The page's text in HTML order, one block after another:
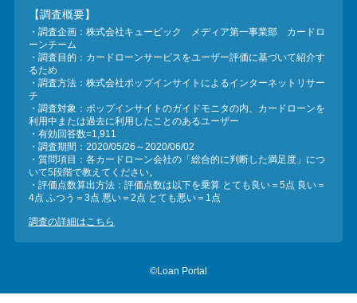
【調査概要】
・調査企画：株式会社キュービック メディア第一事業部 カードロ
ーンチーム
・調査目的：カードローンサービスをユーザー評価に基づいて紹介す
るため
・調査方法：株式会社ポップインサイトによるインターネットリサー
チ
・調査対象：ポップインサイトのガイドモニタの内、カードローンを
利用中または過去に利用したことのあるユーザー
・有効回答数=1,911
・調査期間：2020/05/26～2020/06/02
・質問項目：各カードローン会社の「総合的に判断した満足度」につ
いて5段階で教えてください。
・評価点数算出方法：評価点数は以下を乗算 とても良い＝5点 良い＝
4点 ふつう＝3点 悪い＝2点 とても悪い＝1点
調査の詳細はこちら
©Loan Portal